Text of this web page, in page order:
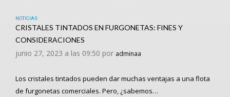
NOTICIAS
CRISTALES TINTADOS EN FURGONETAS: FINES Y
CONSIDERACIONES
junio 27, 2023 a las 09:50 por adminaa
Los cristales tintados pueden dar muchas ventajas a una flota
de furgonetas comerciales. Pero, ¿sabemos…